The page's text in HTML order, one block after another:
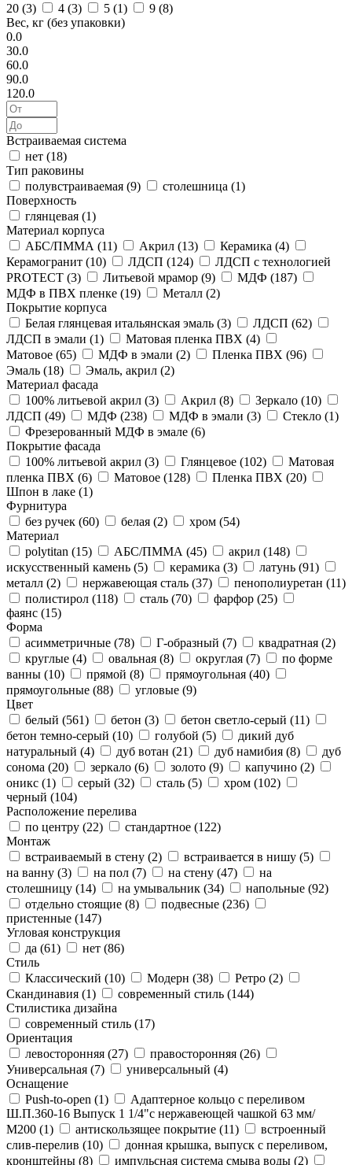
20 (3) 4 (3) 5 (1) 9 (8)
Вес, кг (без упаковки)
0.0
30.0
60.0
90.0
120.0
Встраиваемая система
нет (18)
Тип раковины
полувстраиваемая (9) столешница (1)
Поверхность
глянцевая (1)
Материал корпуса
АБС/ПММА (11) Акрил (13) Керамика (4)
Керамогранит (10) ЛДСП (124)
ЛДСП с технологией
PROTECT (3) Литьевой мрамор (9) МДФ (187)
МДФ в ПВХ пленке (19) Металл (2)
Покрытие корпуса
Белая глянцевая итальянская эмаль (3) ЛДСП (62)
ЛДСП в эмали (1) Матовая пленка ПВХ (4)
Матовое (65) МДФ в эмали (2) Пленка ПВХ (96)
Эмаль (18) Эмаль, акрил (2)
Материал фасада
100% литьевой акрил (3) Акрил (8) Зеркало (10)
ЛДСП (49) МДФ (238) МДФ в эмали (3) Стекло (1)
Фрезерованный МДФ в эмале (6)
Покрытие фасада
100% литьевой акрил (3) Глянцевое (102)
Матовая
пленка ПВХ (6) Матовое (128) Пленка ПВХ (20)
Шпон в лаке (1)
Фурнитура
без ручек (60) белая (2) хром (54)
Материал
polytitan (15) АБС/ПММА (45) акрил (148)
искусственный камень (5) керамика (3) латунь (91)
металл (2) нержавеющая сталь (37) пенополиуретан (11)
полистирол (118) сталь (70) фарфор (25)
фаянс (15)
Форма
асимметричные (78) Г-образный (7) квадратная (2)
круглые (4) овальная (8) округлая (7)
по форме
ванны (10) прямой (8) прямоугольная (40)
прямоугольные (88) угловые (9)
Цвет
белый (561) бетон (3) бетон светло-серый (11)
бетон темно-серый (10) голубой (5)
дикий дуб
натуральный (4) дуб вотан (21) дуб намибия (8)
дуб
сонома (20) зеркало (6) золото (9) капучино (2)
оникс (1) серый (32) сталь (5) хром (102)
черный (104)
Расположение перелива
по центру (22) стандартное (122)
Монтаж
встраиваемый в стену (2) встраивается в нишу (5)
на ванну (3) на пол (7) на стену (47)
на
столешницу (14) на умывальник (34) напольные (92)
отдельно стоящие (8) подвесные (236)
пристенные (147)
Угловая конструкция
да (61) нет (86)
Стиль
Классический (10) Модерн (38) Ретро (2)
Скандинавия (1) современный стиль (144)
Стилистика дизайна
современный стиль (17)
Ориентация
левосторонняя (27) правосторонняя (26)
Универсальная (7) универсальный (4)
Оснащение
Push-to-open (1)
Адаптерное кольцо с переливом
Ш.П.360-16 Выпуск 1 1/4"с нержавеющей чашкой 63 мм/
М200 (1) антискользящее покрытие (11)
встроенный
слив-перелив (10)
донная крышка, выпуск с переливом,
кронштейны (8) импульсная система смыва воды (2)